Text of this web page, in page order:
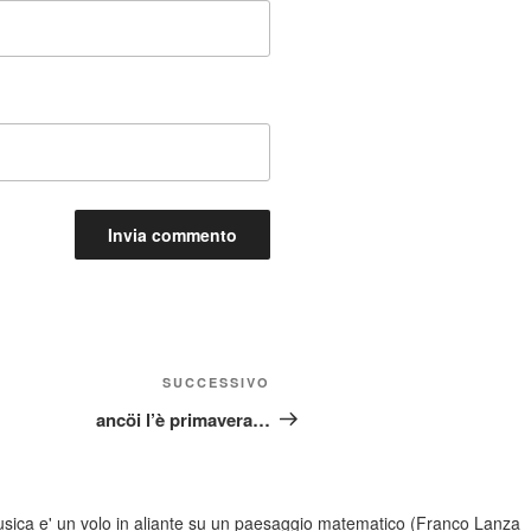
successivo
SUCCESSIVO
ancöi l’è primavera…
e' un volo in aliante su un paesaggio matematico (Franco Lanza